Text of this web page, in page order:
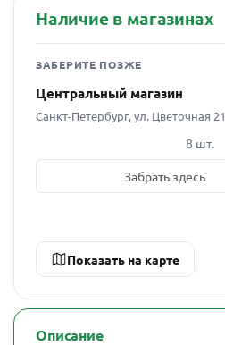
Наличие в магазинах
ЗАБЕРИТЕ ПОЗЖЕ
Центральный магазин
Санкт-Петербург, ул. Цветочная 21
8 шт.
Забрать здесь
Показать на карте
Описание